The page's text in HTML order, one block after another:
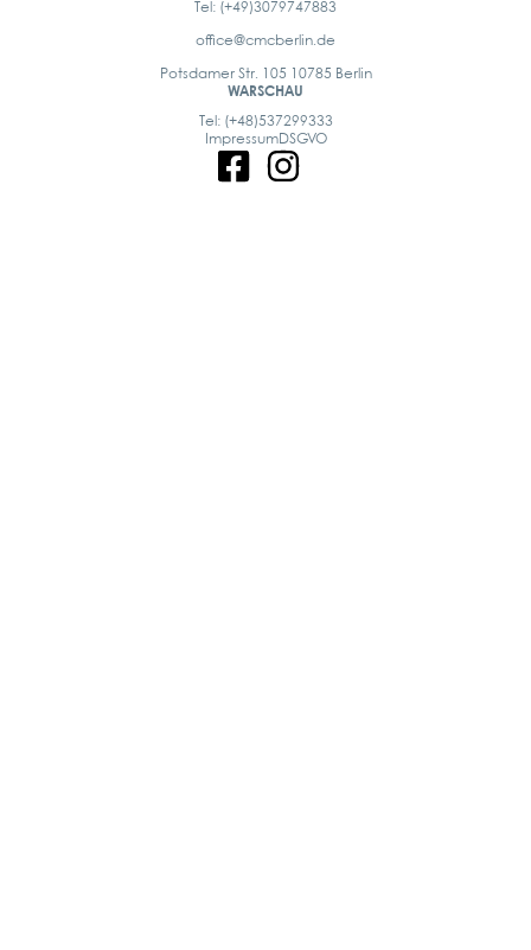
Tel: (+49)3079747883
office@cmcberlin.de
Potsdamer Str. 105 10785 Berlin
WARSCHAU
Tel: (+48)537299333
ImpressumDSGVO